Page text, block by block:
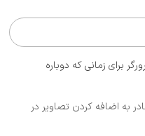
برای زمانی که دوباره
به اضافه کردن تصاویر در